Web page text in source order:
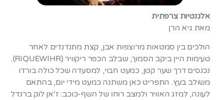
אלגנטיות צרפתית
מאת גיא הרן
הולכים בין סמטאות מרוצפות אבן, קצת מתנדנדים לאחר
טעימות היין ביקב הסמוך, שבלב הכפר ריקוויר (RIQUEWIHR).
נכנסים דרך שער קטן, כמעט חבוי, למסעדה שכל כולה בורדו
משולב בעץ. התפריט כאן משתנה כמעט מידי יום, בהתאם
לעונה, למזג האוויר ולמצב רוחו של השף-כוכב: ז'אן לוק ברנדל